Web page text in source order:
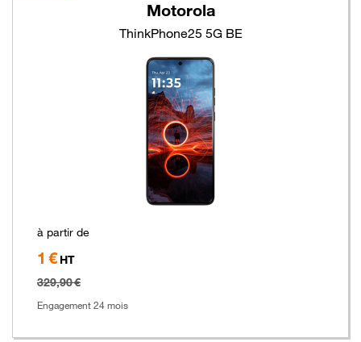
Motorola
ThinkPhone25 5G BE
à partir de
1 € HT
329,90 €
Engagement 24 mois